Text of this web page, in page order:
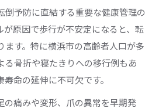
倒予防に直結する重要な健康管理の
が原因で歩行が不安定になると、転
ます。特に横浜市の高齢者人口が多
る骨折や寝たきりへの移行例もあ
命の延伸に不可欠です。
の痛みや変形、爪の異常を早期発